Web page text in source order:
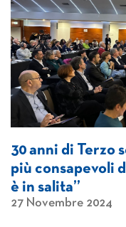
30 anni di Terzo
più consapevoli
è in salita”
27 Novembre 2024